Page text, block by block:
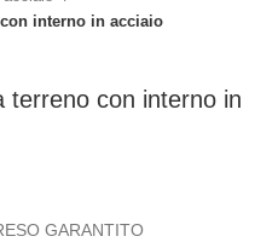
interno in acciaio
terreno con interno in
GARANTITO